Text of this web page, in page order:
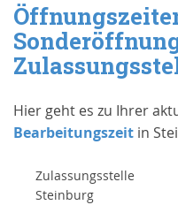
Hier geht es zu Ihrer
Bearbeitungszeit in
Zulassungsstelle
Steinburg